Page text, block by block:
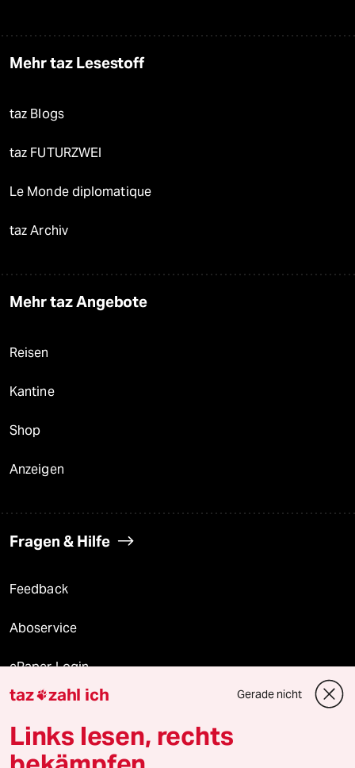
Mehr taz Lesestoff
taz Blogs
taz FUTURZWEI
Le Monde diplomatique
taz Archiv
Mehr taz Angebote
Reisen
Kantine
Shop
Anzeigen
Fragen & Hilfe
Feedback
Aboservice
ePaper Login
Downloads für Abonnierende
taz zahl ich Gerade nicht
Links lesen, rechts